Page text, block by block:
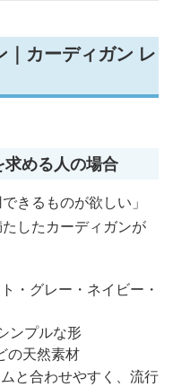
カーディガン レ
める人の場合
きるものが欲しい」
したカーディガンが
・グレー・ネイビー・
ンプルな形
の天然素材
と合わせやすく、流行